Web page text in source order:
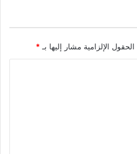
الحقول الإلزامية مشار إليها بـ*